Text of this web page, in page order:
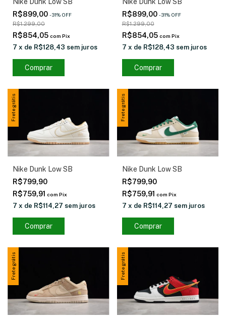
R$899,00 -31% OFF
R$1.299,00
R$854,05 com Pix
7 x de R$128,43 sem juros
Comprar
R$899,00 -31% OFF
R$1.299,00
R$854,05 com Pix
7 x de R$128,43 sem juros
Comprar
Frete grátis
Nike Dunk Low SB
R$799,90
R$759,91 com Pix
7 x de R$114,27 sem juros
Comprar
Frete grátis
Nike Dunk Low SB
R$799,90
R$759,91 com Pix
7 x de R$114,27 sem juros
Comprar
Frete grátis Frete grátis